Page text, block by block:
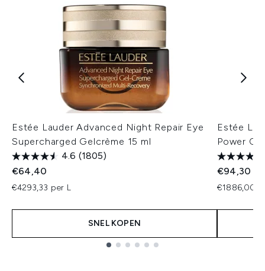
Estée Lauder Advanced Night Repair Eye
Supercharged Gelcrème 15 ml
4.6 (1805)
€64,40
€4293,33 per L
SNEL KOPEN
Estée
Power
€94,30
€1886,00